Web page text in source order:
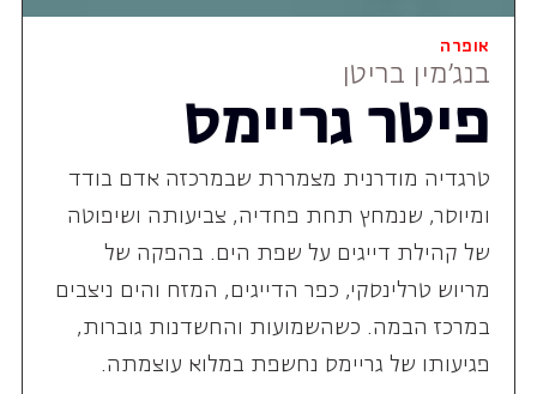
אופרה
בנג'מין בריטן
פיטר גריימס
טרגדיה מודרנית מצמררת שבמרכזה אדם בודד
ומיוסר, שנמחץ תחת פחדיה, צביעותה ושיפוטה
של קהילת דייגים על שפת הים. בהפקה של
מריוש טרלינסקי, כפר הדייגים, המזח והים ניצבים
במרכז הבמה. כשהשמועות והחשדנות גוברות,
פגיעותו של גריימס נחשפת במלוא עוצמתה.